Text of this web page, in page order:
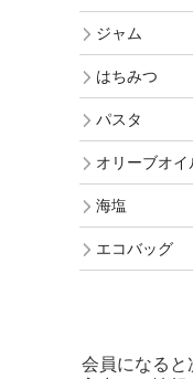
ジャム
はちみつ
パスタ
オリーブオイ
海塩
エコバッグ
会員になると